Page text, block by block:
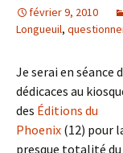
février 9, 2010
Longueuil,
Je serai en séance
dédicaces au
des Éditions du
Phoenix (12) pour
presque totalité du